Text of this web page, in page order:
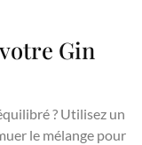
Gin
? Utilisez un
le mélange pour